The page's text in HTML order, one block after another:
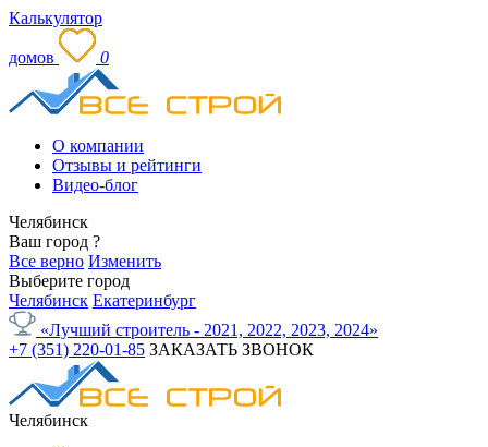
Калькулятор
домов 0
О компании
Отзывы и рейтинги
Видео-блог
Челябинск
Ваш город ?
Все верно Изменить
Выберите город
Челябинск Екатеринбург
«Лучший строитель - 2021, 2022, 2023, 2024»
+7 (351) 220-01-85 ЗАКАЗАТЬ ЗВОНОК
Челябинск